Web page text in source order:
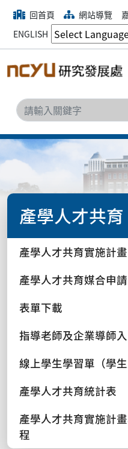
回首頁 網站導覽
ENGLISH
產學人才共育
產學人才共育實施計畫
產學人才共育媒合申請
表單下載
指導老師及企業導師
線上學生學習單（學生
產學人才共育統計表
產學人才共育實施計
程